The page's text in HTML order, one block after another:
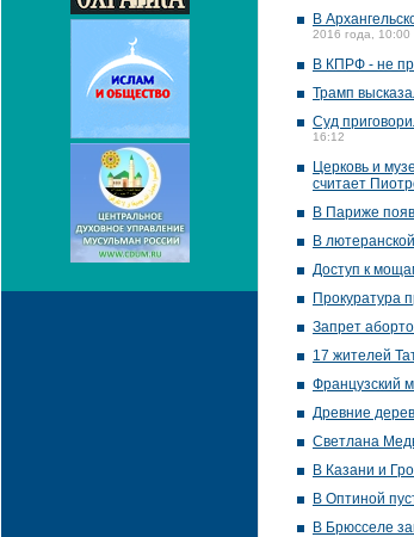
В
2016 года, 10:00
В КПРФ - не
Трамп
Суд
16:12
Церковь и
считает
В Париже
В
Доступ к
Прокуратура
Запрет
17 жителей
Французский
Древние
Светлана
В Казани и
В Оптиной
В Брюсселе